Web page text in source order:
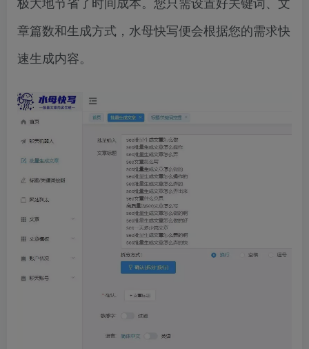
章篇数和生成方式，水母快写便会根据您的需求快
速生成内容。